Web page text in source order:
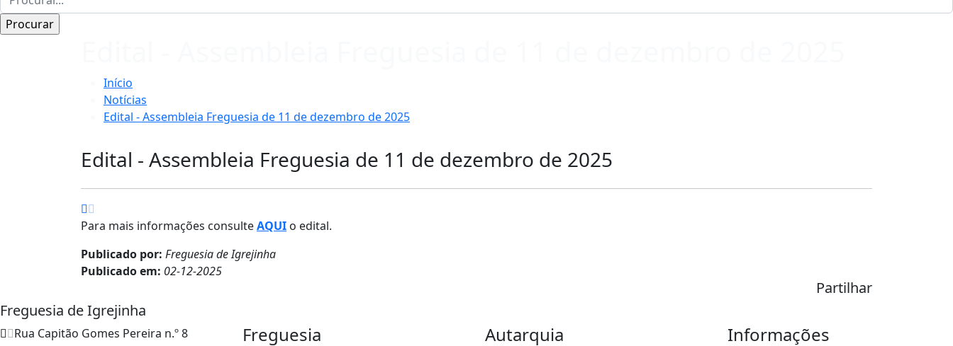
Início
Notícias
Edital - Assembleia Freguesia de 11 de dezembro de 2025
Edital - Assembleia Freguesia de 11 de dezembro de 2025
Para mais informações consulteAQUI o edital.
Publicado por: Freguesia de Igrejinha
Publicado em: 02-12-2025
Partilhar
Freguesia de Igrejinha
Rua Capitão Gomes Pereira n.º 8 Freguesia Autarquia Informações